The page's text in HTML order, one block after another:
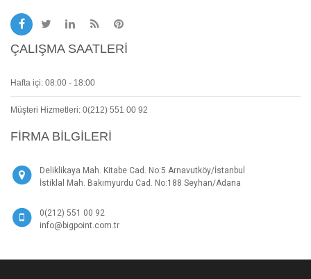
ÇALIŞMA SAATLERI
Hafta içi: 08:00 - 18:00
Müşteri Hizmetleri: 0(212) 551 00 92
FIRMA BILGILERI
Deliklikaya Mah. Kitabe Cad. No:5 Arnavutköy/İstanbul
İstiklal Mah. Bakımyurdu Cad. No:188 Seyhan/Adana
0(212) 551 00 92
info@bigpoint.com.tr